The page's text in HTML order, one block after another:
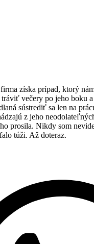
získa prípad, ktorý
večery po jeho boku
sústrediť sa len na
z jeho
prosila. Nikdy som
túži. Až doteraz.